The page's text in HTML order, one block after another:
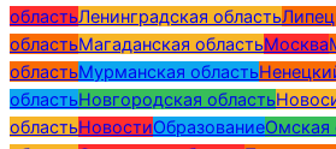
областьЛенинградская область
областьМагаданская областьМосква
областьМурманская область
областьНовгородская область
областьНовостиОбразованиеОмская